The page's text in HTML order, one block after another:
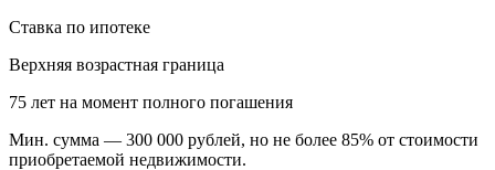
Ставка по ипотеке
Верхняя возрастная граница
75 лет на момент полного погашения
Мин. сумма — 300 000 рублей, но не более 85% от стоимости
приобретаемой недвижимости.